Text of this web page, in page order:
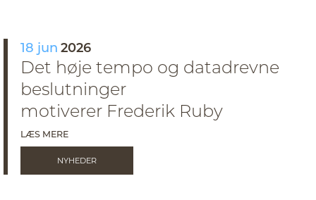
18 jun 2026
Det høje tempo og datadrevne
beslutninger
motiverer Frederik Ruby
LÆS MERE
NYHEDER